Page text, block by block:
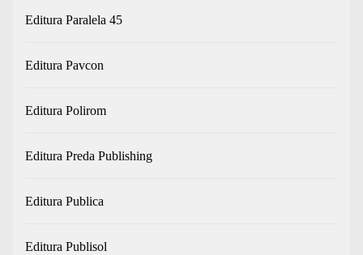
Editura Paralela 45
Editura Pavcon
Editura Polirom
Editura Preda Publishing
Editura Publica
Editura Publisol